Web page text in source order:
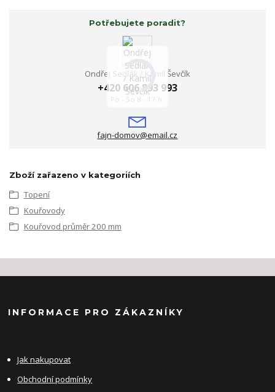
Potřebujete poradit?
Ondřej Sedlák / Kamil Ševčík
+420 606 893 993
Po - So 8 - 17 h.
fajn-domov@email.cz
Zboží zařazeno v kategoriích
Topení
Kouřovody
Kouřovod průměr 200 mm
INFORMACE PRO ZÁKAZNÍKY
Jak nakupovat
Obchodní podmínky